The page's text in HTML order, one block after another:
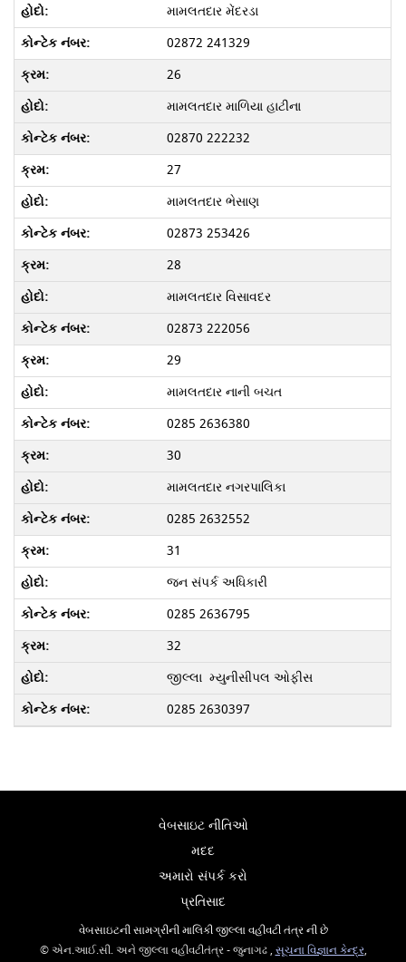
મામલતદાર મેંદરડા
02872 241329
26
મામલતદાર માળિયા હાટીના
02870 222232
27
મામલતદાર ભેસાણ
02873 253426
28
મામલતદાર વિસાવદર
02873 222056
29
મામલતદાર નાની બચત
0285 2636380
30
મામલતદાર નગરપાલિકા
0285 2632552
31
જન સંપર્ક અધિકારી
0285 2636795
32
જીલ્લા મ્યુનીસીપલ ઓફીસ
0285 2630397
વેબસાઇટ નીતિઓ
મદદ
અમારો સંપર્ક કરો
પ્રતિસાદ
વેબસાઇટની સામગ્રીની માલિકી જીલ્લા વહીવટી તંત્ર ની છે
© એન.આઈ.સી. અને જીલ્લા વહીવટીતંત્ર - જુનાગઢ , સૂચના વિજ્ઞાન કેન્દ્ર,